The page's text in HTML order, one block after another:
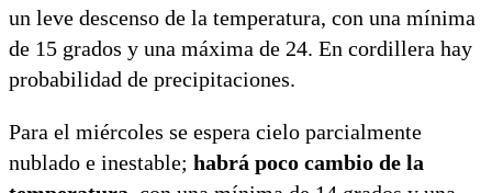
un leve descenso de la temperatura, con una mínima
de 15 grados y una máxima de 24. En cordillera hay
probabilidad de precipitaciones.
Para el miércoles se espera cielo parcialmente
nublado e inestable; habrá poco cambio de la